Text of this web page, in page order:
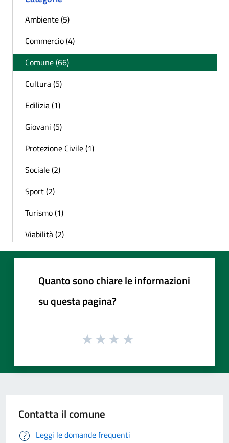
Ambiente (5)
Commercio (4)
Comune (66)
Cultura (5)
Edilizia (1)
Giovani (5)
Protezione Civile (1)
Sociale (2)
Sport (2)
Turismo (1)
Viabilità (2)
Quanto sono chiare le informazioni
su questa pagina?
Contatta il comune
Leggi le domande frequenti